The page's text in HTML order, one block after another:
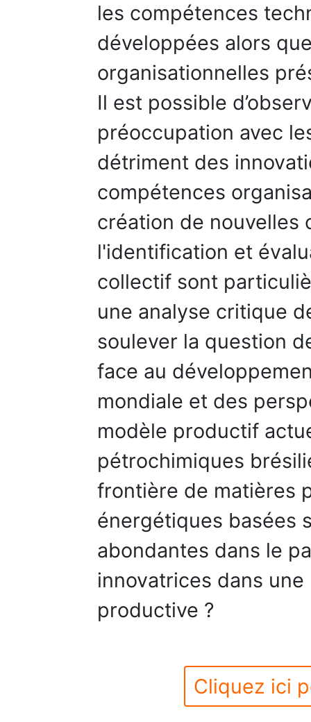
les compétences
développées alors
organisationnelles
Il est possible
préoccupation avec
détriment des
compétences
création de nouvelles
l'identification et
collectif sont
une analyse critique
soulever la question
face au
mondiale et des
modèle productif
pétrochimiques
frontière de matières
énergétiques basées
abondantes dans le
innovatrices dans
productive ?
Cliquez ici